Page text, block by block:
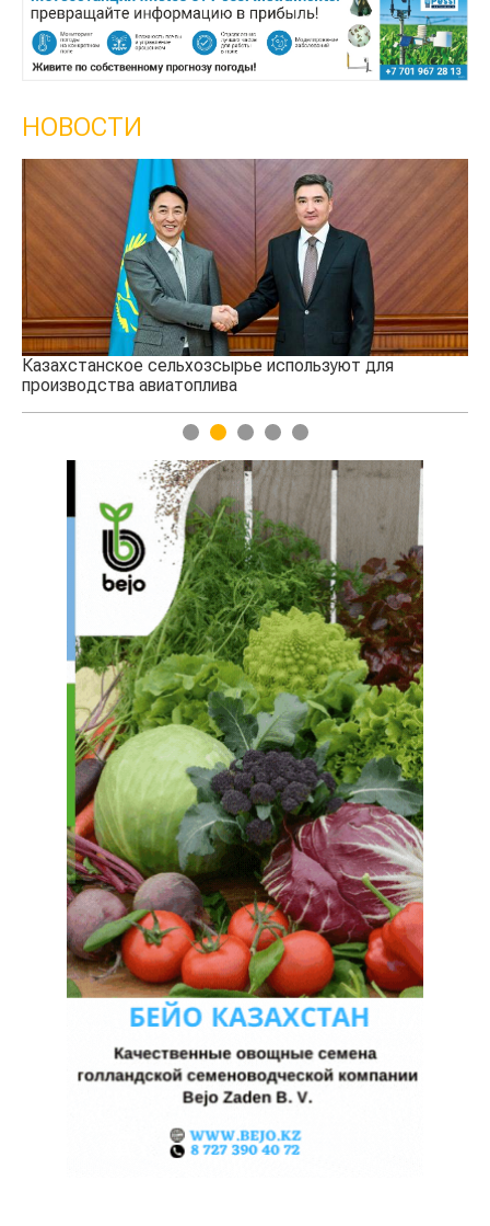
НОВОСТИ
Казахстанское сельхозсырье используют для
производства авиатоплива
1 2 3 4 5